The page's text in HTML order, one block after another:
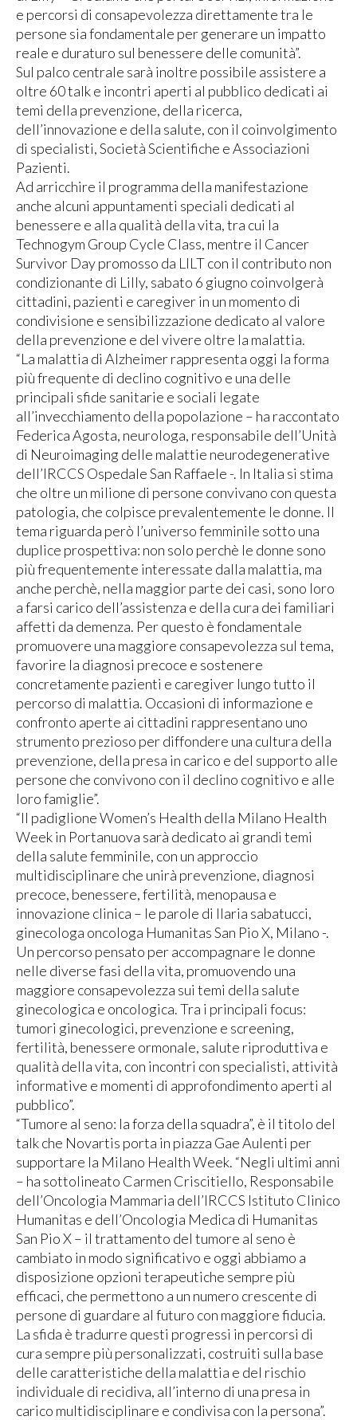
e percorsi di consapevolezza direttamente tra le
persone sia fondamentale per generare un impatto
reale e duraturo sul benessere delle comunità”.
Sul palco centrale sarà inoltre possibile assistere a
oltre 60 talk e incontri aperti al pubblico dedicati ai
temi della prevenzione, della ricerca,
dell’innovazione e della salute, con il coinvolgimento
di specialisti, Società Scientifiche e Associazioni
Pazienti.
Ad arricchire il programma della manifestazione
anche alcuni appuntamenti speciali dedicati al
benessere e alla qualità della vita, tra cui la
Technogym Group Cycle Class, mentre il Cancer
Survivor Day promosso da LILT con il contributo non
condizionante di Lilly, sabato 6 giugno coinvolgerà
cittadini, pazienti e caregiver in un momento di
condivisione e sensibilizzazione dedicato al valore
della prevenzione e del vivere oltre la malattia.
“La malattia di Alzheimer rappresenta oggi la forma
più frequente di declino cognitivo e una delle
principali sfide sanitarie e sociali legate
all’invecchiamento della popolazione – ha raccontato
Federica Agosta, neurologa, responsabile dell’Unità
di Neuroimaging delle malattie neurodegenerative
dell’IRCCS Ospedale San Raffaele -. In Italia si stima
che oltre un milione di persone convivano con questa
patologia, che colpisce prevalentemente le donne. Il
tema riguarda però l’universo femminile sotto una
duplice prospettiva: non solo perchè le donne sono
più frequentemente interessate dalla malattia, ma
anche perchè, nella maggior parte dei casi, sono loro
a farsi carico dell’assistenza e della cura dei familiari
affetti da demenza. Per questo è fondamentale
promuovere una maggiore consapevolezza sul tema,
favorire la diagnosi precoce e sostenere
concretamente pazienti e caregiver lungo tutto il
percorso di malattia. Occasioni di informazione e
confronto aperte ai cittadini rappresentano uno
strumento prezioso per diffondere una cultura della
prevenzione, della presa in carico e del supporto alle
persone che convivono con il declino cognitivo e alle
loro famiglie”.
“Il padiglione Women’s Health della Milano Health
Week in Portanuova sarà dedicato ai grandi temi
della salute femminile, con un approccio
multidisciplinare che unirà prevenzione, diagnosi
precoce, benessere, fertilità, menopausa e
innovazione clinica – le parole di Ilaria sabatucci,
ginecologa oncologa Humanitas San Pio X, Milano -.
Un percorso pensato per accompagnare le donne
nelle diverse fasi della vita, promuovendo una
maggiore consapevolezza sui temi della salute
ginecologica e oncologica. Tra i principali focus:
tumori ginecologici, prevenzione e screening,
fertilità, benessere ormonale, salute riproduttiva e
qualità della vita, con incontri con specialisti, attività
informative e momenti di approfondimento aperti al
pubblico”.
“Tumore al seno: la forza della squadra”, è il titolo del
talk che Novartis porta in piazza Gae Aulenti per
supportare la Milano Health Week. “Negli ultimi anni
– ha sottolineato Carmen Criscitiello, Responsabile
dell’Oncologia Mammaria dell’IRCCS Istituto Clinico
Humanitas e dell’Oncologia Medica di Humanitas
San Pio X – il trattamento del tumore al seno è
cambiato in modo significativo e oggi abbiamo a
disposizione opzioni terapeutiche sempre più
efficaci, che permettono a un numero crescente di
persone di guardare al futuro con maggiore fiducia.
La sfida è tradurre questi progressi in percorsi di
cura sempre più personalizzati, costruiti sulla base
delle caratteristiche della malattia e del rischio
individuale di recidiva, all’interno di una presa in
carico multidisciplinare e condivisa con la persona”.